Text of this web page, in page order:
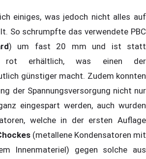
einiges, was jedoch nicht alles auf
So schrumpfte das verwendete PBC
) um fast 20 mm und ist statt
erhältlich, was einen der
günstiger macht. Zudem konnten
der Spannungsversorgung nicht nur
eingespart werden, auch wurden
welche in der ersten Auflage
(metallene Kondensatoren mit
Innenmateriel) gegen solche aus